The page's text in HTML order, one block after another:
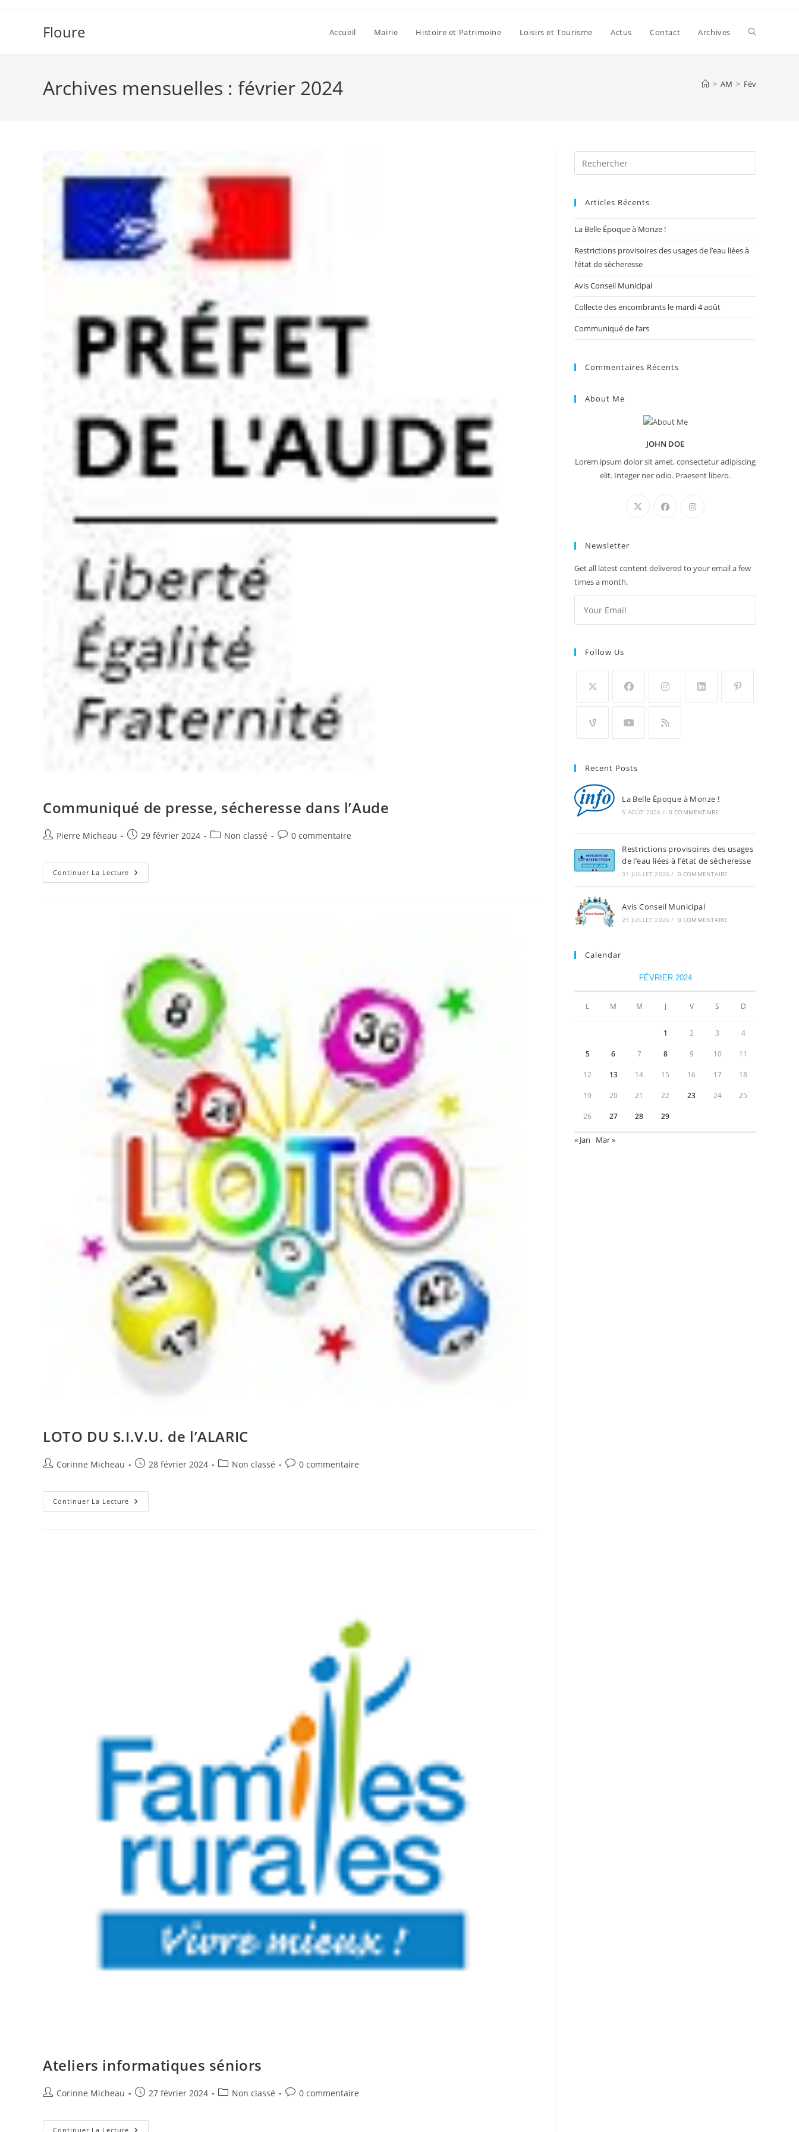
Floure Accueil Mairie Histoire et Patrimoine Loisirs et Tourisme Actus Contact Archives Toggle
Archives mensuelles : février 2024 > AM > Fév
Communiqué de presse, sécheresse dans l’Aude
Auteur/autrice
la
publication :
Pierre Micheau
Publication
29 février 2024
PostNon classé
Commentaires
0 commentaire
Continuer La Lecture Communiqué
De
LOTO DU S.I.V.U. de l’ALARIC
Auteur/autrice
la
publication :
Corinne Micheau
Publication
28 février 2024
PostNon classé
Commentaires
0 commentaire
Continuer La Lecture LOTO
DU
Ateliers informatiques séniors
Auteur/autrice
la
Corinne Micheau
Publication
27 février 2024
PostNon classé
Commentaires
0 commentaire
Continuer La Lecture
Escape
Articles Récents
La Belle Époque à Monze !
Restrictions provisoires des usages de l’eau liées à
l’état de sècheresse
Avis Conseil Municipal
Collecte des encombrants le mardi 4 août
Communiqué de l’ars
Commentaires Récents
About Me
JOHN DOE
Lorem ipsum dolor sit amet, consectetur adipiscing
elit. Integer nec odio. Praesent libero.
Newsletter
Get all latest content delivered to your email a few
times a month.
Follow Us
Recent Posts
La Belle Époque à Monze !
5 AOÛT 2026 / 0 COMMENTAIRE
Restrictions provisoires des usages
de l’eau liées à l’état de sècheresse
31 JUILLET 2026 / 0 COMMENTAIRE
Avis Conseil Municipal
29 JUILLET 2026 / 0 COMMENTAIRE
Calendar
FÉVRIER 2024
L M M J V S D
1 2 3 4
5 6 7 8 9 10 11
12 13 14 15 16 17 18
19 20 21 22 23 24 25
26 27 28 29
« Jan Mar »